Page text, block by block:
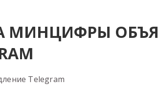
МИНЦИФРЫ
Telegram